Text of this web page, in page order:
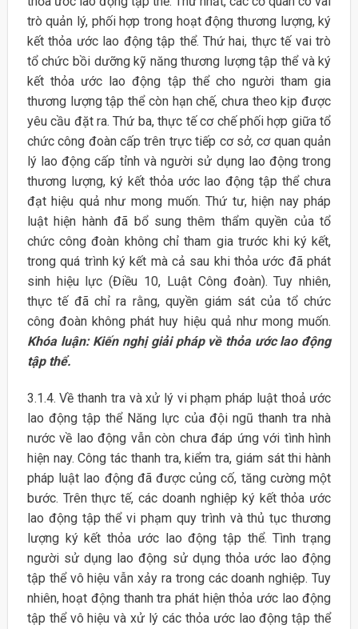
trò quản lý, phối hợp trong hoạt động thương lượng, ký
kết thỏa ước lao động tập thể. Thứ hai, thực tế vai trò
tổ chức bồi dưỡng kỹ năng thương lượng tập thể và ký
kết thỏa ước lao động tập thể cho người tham gia
thương lượng tập thể còn hạn chế, chưa theo kịp được
yêu cầu đặt ra. Thứ ba, thực tế cơ chế phối hợp giữa tổ
chức công đoàn cấp trên trực tiếp cơ sở, cơ quan quản
lý lao động cấp tỉnh và người sử dụng lao động trong
thương lượng, ký kết thỏa ước lao động tập thể chưa
đạt hiệu quả như mong muốn. Thứ tư, hiện nay pháp
luật hiện hành đã bổ sung thêm thẩm quyền của tổ
chức công đoàn không chỉ tham gia trước khi ký kết,
trong quá trình ký kết mà cả sau khi thỏa ước đã phát
sinh hiệu lực (Điều 10, Luật Công đoàn). Tuy nhiên,
thực tế đã chỉ ra rằng, quyền giám sát của tổ chức
công đoàn không phát huy hiệu quả như mong muốn.
Khóa luận: Kiến nghị giải pháp về thỏa ước lao động
tập thể.
3.1.4. Về thanh tra và xử lý vi phạm pháp luật thoả ước
lao động tập thể Năng lực của đội ngũ thanh tra nhà
nước về lao động vẫn còn chưa đáp ứng với tình hình
hiện nay. Công tác thanh tra, kiểm tra, giám sát thi hành
pháp luật lao động đã được củng cố, tăng cường một
bước. Trên thực tế, các doanh nghiệp ký kết thỏa ước
lao động tập thể vi phạm quy trình và thủ tục thương
lượng ký kết thỏa ước lao động tập thể. Tình trạng
người sử dụng lao động sử dụng thỏa ước lao động
tập thể vô hiệu vẫn xảy ra trong các doanh nghiệp. Tuy
nhiên, hoạt động thanh tra phát hiện thỏa ước lao động
tập thể vô hiệu và xử lý các thỏa ước lao động tập thể